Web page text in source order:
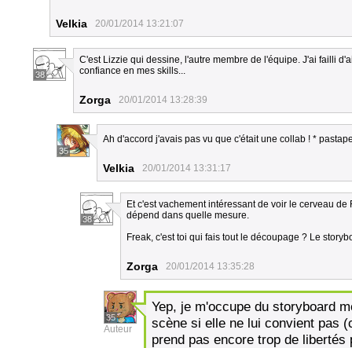
Velkia 20/01/2014 13:21:07
38
C'est Lizzie qui dessine, l'autre membre de l'équipe. J'ai failli
confiance en mes skills...
Zorga 20/01/2014 13:28:39
35
Ah d'accord j'avais pas vu que c'était une collab ! *
Velkia 20/01/2014 13:31:17
38
Et c'est vachement intéressant de voir le cerveau
dépend dans quelle mesure.
Freak, c'est toi qui fais tout le découpage ? Le
Zorga 20/01/2014 13:35:28
35
Auteur
Yep, je m'occupe du storyboard
scène si elle ne lui convient pas
prend pas encore trop de